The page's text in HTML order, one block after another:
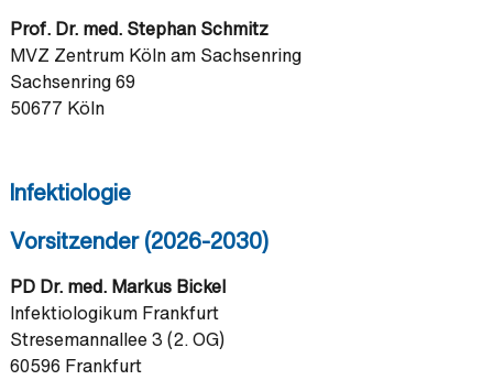
Prof. Dr. med. Stephan Schmitz
MVZ Zentrum Köln am Sachsenring
Sachsenring 69
50677 Köln
Infektiologie
Vorsitzender (2026-2030)
PD Dr. med. Markus Bickel
Infektiologikum Frankfurt
Stresemannallee 3 (2. OG)
60596 Frankfurt